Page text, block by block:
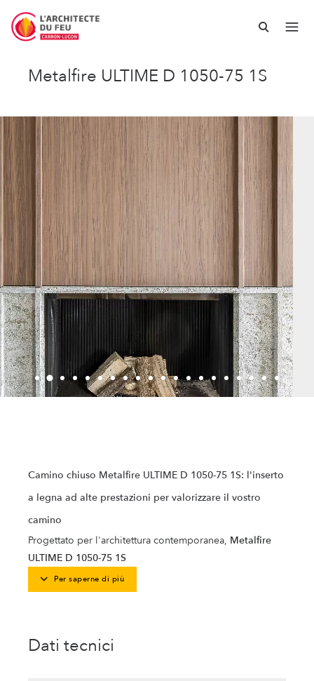
Metalfire ULTIME D 1050-75 1S
Camino chiuso Metalfire ULTIME D 1050-75 1S: l'inserto
a legna ad alte prestazioni per valorizzare il vostro
camino
Progettato per l'architettura contemporanea, Metalfire
ULTIME D 1050-75 1S
Per saperne di più
Dati tecnici